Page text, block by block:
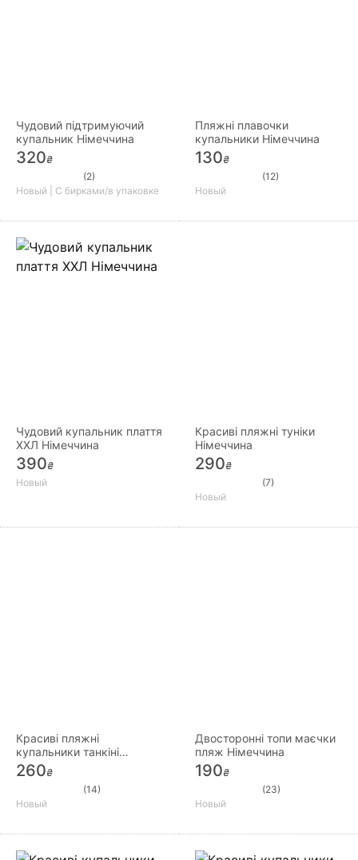
Чудовий підтримуючий
купальник Німеччина
320₴
(2)
Новый | С бирками/в упаковке
Пляжні плавочки
купальники Німеччина
130₴
(12)
Новый
Чудовий купальник плаття
ХХЛ Німеччина
390₴
Новый
Красиві пляжні туніки
Німеччина
290₴
(7)
Новый
Красиві пляжні
купальники танкіні
Німеччина
260₴
(14)
Новый
Двосторонні топи маєчки
пляж Німеччина
190₴
(23)
Новый